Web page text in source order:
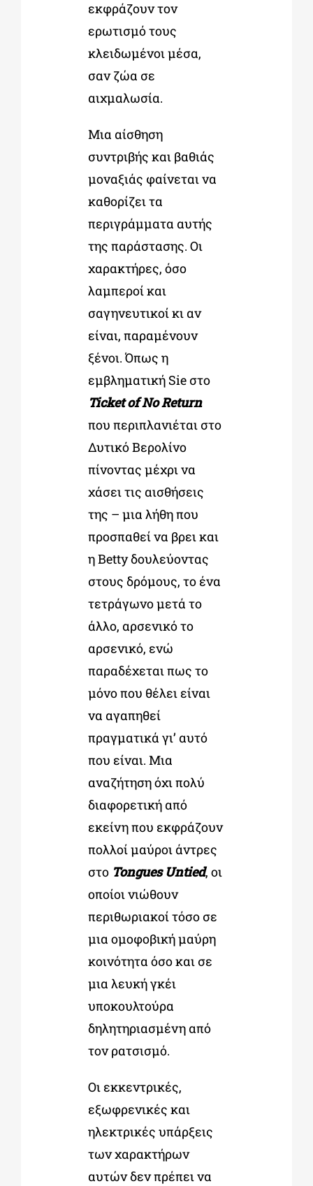
εκφράζουν τον
ερωτισμό τους
κλειδωμένοι μέσα,
σαν ζώα σε
αιχμαλωσία.
Μια αίσθηση
συντριβής και βαθιάς
μοναξιάς φαίνεται να
καθορίζει τα
περιγράμματα αυτής
της παράστασης. Οι
χαρακτήρες, όσο
λαμπεροί και
σαγηνευτικοί κι αν
είναι, παραμένουν
ξένοι. Όπως η
εμβληματική Sie στο
Ticket of No Return
που περιπλανιέται στο
Δυτικό Βερολίνο
πίνοντας μέχρι να
χάσει τις αισθήσεις
της – μια λήθη που
προσπαθεί να βρει και
η Betty δουλεύοντας
στους δρόμους, το ένα
τετράγωνο μετά το
άλλο, αρσενικό το
αρσενικό, ενώ
παραδέχεται πως το
μόνο που θέλει είναι
να αγαπηθεί
πραγματικά γι’ αυτό
που είναι. Μια
αναζήτηση όχι πολύ
διαφορετική από
εκείνη που εκφράζουν
πολλοί μαύροι άντρες
στο Tongues Untied, οι
οποίοι νιώθουν
περιθωριακοί τόσο σε
μια ομοφοβική μαύρη
κοινότητα όσο και σε
μια λευκή γκέι
υποκουλτούρα
δηλητηριασμένη από
τον ρατσισμό.
Οι εκκεντρικές,
εξωφρενικές και
ηλεκτρικές υπάρξεις
των χαρακτήρων
αυτών δεν πρέπει να